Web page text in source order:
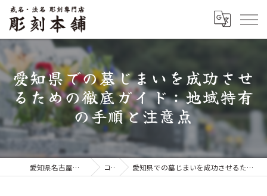
愛知県での墓じまいを成功させ
るための徹底ガイド：地域特有
の手順と注意点
愛知県名古屋市のお墓なら彫刻本舗 コラム 愛知県での墓じまいを成功させるための徹底ガイド：地域特有の手順と注意点